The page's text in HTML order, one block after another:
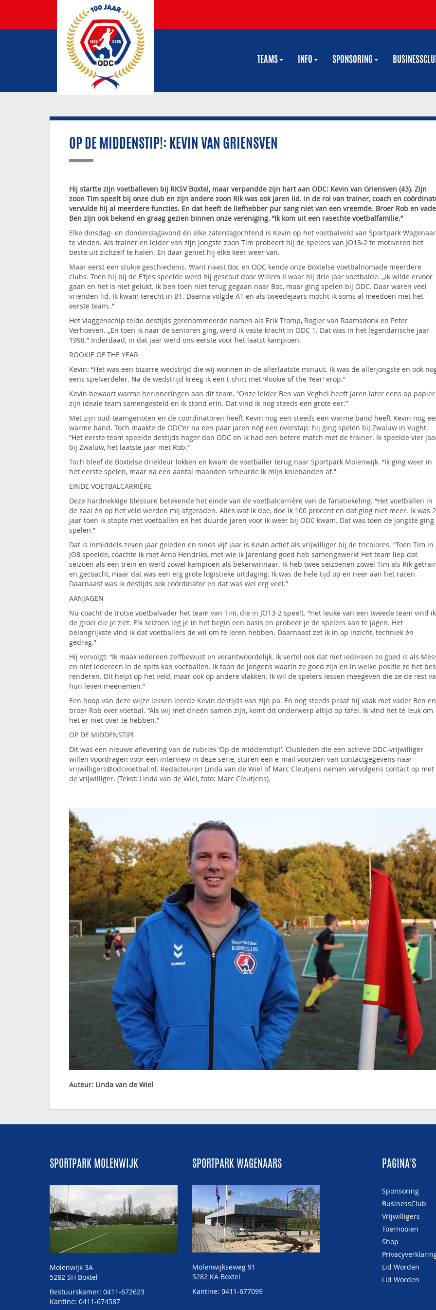
TEAMS INFO SPONSORING
OP DE MIDDENSTIP!: KEVIN VAN GRIENSVEN
Hij startte zijn voetballeven bij RKSV Boxtel, maar verpandde zijn hart aan ODC: Kevin van Griensven (43). Zijn
zoon Tim speelt bij onze club en zijn andere zoon Rik was ook jaren lid. In de rol van trainer, coach en
vervulde hij al meerdere functies. En dat heeft de liefhebber pur sang niet van een vreemde. Broer Rob en
Ben zijn ook bekend en graag gezien binnen onze vereniging. “Ik kom uit een rasechte voetbalfamilie.”
Elke dinsdag- en donderdagavond én elke zaterdagochtend is Kevin op het voetbalveld van Sportpark
te vinden. Als trainer en leider van zijn jongste zoon Tim probeert hij de spelers van JO13-2 te motiveren het
beste uit zichzelf te halen. En daar geniet hij elke keer weer van.
Maar eerst een stukje geschiedenis. Want naast Boc en ODC kende onze Boxtelse voetbalnomade meerdere
clubs. Toen hij bij de E’tjes speelde werd hij gescout door Willem II waar hij drie jaar voetbalde. ,,Ik wilde ervoor
gaan en het is niet gelukt. Ik ben toen niet terug gegaan naar Boc, maar ging spelen bij ODC. Daar waren veel
vrienden lid. Ik kwam terecht in B1. Daarna volgde A1 en als tweedejaars mocht ik soms al meedoen met het
eerste team..”
Het vlaggenschip telde destijds gerenommeerde namen als Erik Tromp, Rogier van Raamsdonk en Peter
Verhoeven. ,,En toen ik naar de senioren ging, werd ik vaste kracht in ODC 1. Dat was in het legendarische jaar
1998.” Inderdaad, in dat jaar werd ons eerste voor het laatst kampioen.
ROOKIE OF THE YEAR
Kevin: “Het was een bizarre wedstrijd die wij wonnen in de allerlaatste minuut. Ik was de allerjongste en ook
eens spelverdeler. Na de wedstrijd kreeg ik een t-shirt met ‘Rookie of the Year’ erop.”
Kevin bewaart warme herinneringen aan dit team. “Onze leider Ben van Veghel heeft jaren later eens op papier
zijn ideale team samengesteld en ik stond erin. Dat vind ik nog steeds een grote eer.”
Met zijn oud-teamgenoten en de coördinatoren heeft Kevin nog een steeds een warme band heeft Kevin nog
warme band. Toch maakte de ODC’er na een paar jaren nóg een overstap: hij ging spelen bij Zwaluw in Vught.
“Het eerste team speelde destijds hoger dan ODC en ik had een betere match met de trainer. Ik speelde vier
bij Zwaluw, het laatste jaar met Rob.”
Toch bleef de Boxtelse driekleur lokken en kwam de voetballer terug naar Sportpark Molenwijk. “Ik ging weer in
het eerste spelen, maar na een aantal maanden scheurde ik mijn kniebanden af.”
EINDE VOETBALCARRIÈRE
Deze hardnekkige blessure betekende het einde van de voetbalcarrière van de fanatiekeling. “Het voetballen in
de zaal én op het veld werden mij afgeraden. Alles wat ik doe, doe ik 100 procent en dat ging niet meer. Ik was
jaar toen ik stopte met voetballen en het duurde jaren voor ik weer bij ODC kwam. Dat was toen de jongste ging
spelen.”
Dat is inmiddels zeven jaar geleden en sinds vijf jaar is Kevin actief als vrijwilliger bij de tricolores. “Toen Tim in
JO8 speelde, coachte ik met Arno Hendriks, met wie ik jarenlang goed heb samengewerkt Het team liep dat
seizoen als een trein en werd zowel kampioen als bekerwinnaar. Ik heb twee seizoenen zowel Tim als Rik
en gecoacht, maar dat was een erg grote logistieke uitdaging. Ik was de hele tijd op en neer aan het racen.
Daarnaast was ik destijds ook coördinator en dat was wel erg veel.”
AANJAGEN
Nu coacht de trotse voetbalvader het team van Tim, die in JO13-2 speelt. “Het leuke van een tweede team vind ik
de groei die je ziet. Elk seizoen leg je in het begin een basis en probeer je de spelers aan te jagen. Het
belangrijkste vind ik dat voetballers de wil om te leren hebben. Daarnaast zet ik in op inzicht, techniek én
gedrag.”
Hij vervolgt: “Ik maak iedereen zelfbewust en verantwoordelijk. Ik vertel ook dat niet iedereen zo goed is als
en niet iedereen in de spits kan voetballen. Ik toon de jongens waarin ze goed zijn en in welke positie ze het
renderen. Dit helpt op het veld, maar ook op andere vlakken. Ik wil de spelers lessen meegeven die ze de rest
hun leven meenemen.”
Een hoop van deze wijze lessen leerde Kevin destijds van zijn pa. En nog steeds praat hij vaak met vader Ben en
broer Rob over voetbal. “Als wij met drieën samen zijn, komt dit onderwerp altijd op tafel. Ik vind het té leuk om
het er niet over te hebben.”
OP DE MIDDENSTIP!
Dit was een nieuwe aflevering van de rubriek ‘Op de middenstip!’. Clubleden die een actieve ODC-vrijwilliger
willen voordragen voor een interview in deze serie, sturen een e-mail voorzien van contactgegevens naar
vrijwilligers@odcvoetbal.nl. Redacteuren Linda van de Wiel of Marc Cleutjens nemen vervolgens contact op met
de vrijwilliger. (Tekst: Linda van de Wiel, foto: Marc Cleutjens).
Auteur: Linda van de Wiel
SPORTPARK MOLENWIJK
Molenwijk 3A
5282 SH Boxtel
Bestuurskamer: 0411-672623
Kantine: 0411-674587
SPORTPARK WAGENAARS
Molenwijkseweg 91
5282 KA Boxtel
Kantine: 0411-677099
PAGINA'S
Sponsoring
BusinessClub
Vrijwilligers
Toernooien
Shop
Lid Worden
Lid Worden